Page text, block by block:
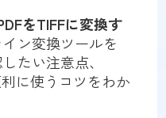
をTIFFに変換す
ン変換ツールを
たい注意点、
に使うコツをわか